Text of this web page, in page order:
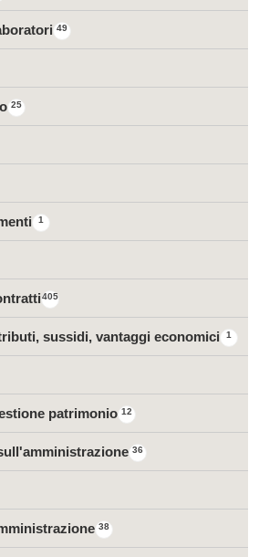
49
25
1
405
1
sussidi, vantaggi economici
12
patrimonio
36
38